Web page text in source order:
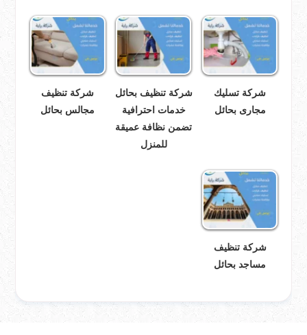
شركة تسليك
مجارى بحائل
شركة تنظيف بحائل
خدمات احترافية
تضمن نظافة عميقة
للمنزل
شركة تنظيف
مجالس بحائل
شركة تنظيف
مساجد بحائل